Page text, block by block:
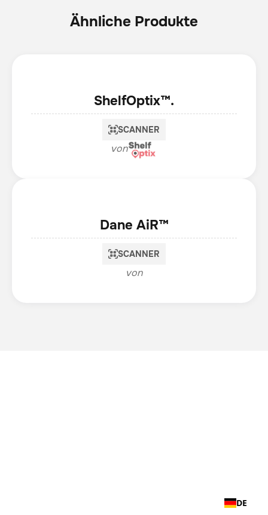
Ähnliche Produkte
ShelfOptix™.
SCANNER
von
Dane AiR™
SCANNER
von
DE